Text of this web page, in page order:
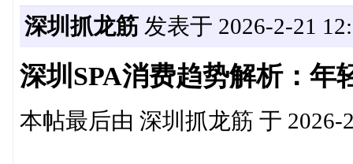
深圳抓龙筋发表于 2026-2-21
深圳SPA消费趋势解析：年
本帖最后由 深圳抓龙筋 于 2026-